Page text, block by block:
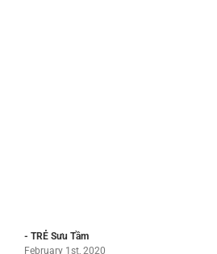
- TRẺ Sưu Tầm
February 1st, 2020